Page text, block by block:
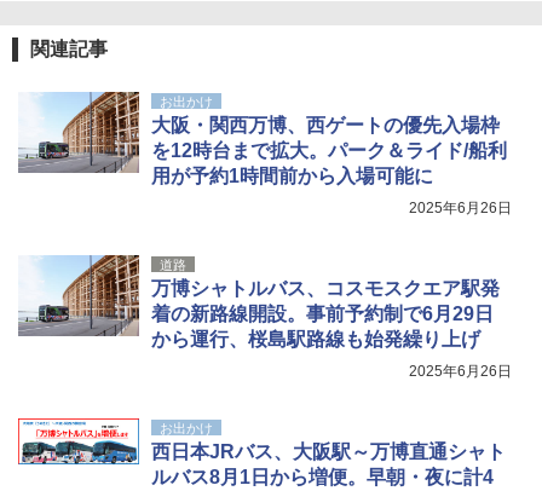
関連記事
お出かけ
大阪・関西万博、西ゲートの優先入場枠
を12時台まで拡大。パーク＆ライド/船利
用が予約1時間前から入場可能に
2025年6月26日
道路
万博シャトルバス、コスモスクエア駅発
着の新路線開設。事前予約制で6月29日
から運行、桜島駅路線も始発繰り上げ
2025年6月26日
お出かけ
西日本JRバス、大阪駅～万博直通シャト
ルバス8月1日から増便。早朝・夜に計4